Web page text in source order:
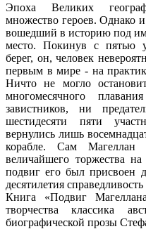
Эпоха Великих
множество героев. Однако
вошедший в историю под
место. Покинув с пятью
берег, он, человек
первым в мире - на
Ничто не могло
многомесячного
завистников, ни
шестидесяти пяти
вернулись лишь
корабле. Сам
величайшего торжества
подвиг его был присвоен
десятилетия
Книга «Подвиг
творчества классика
биографической прозы